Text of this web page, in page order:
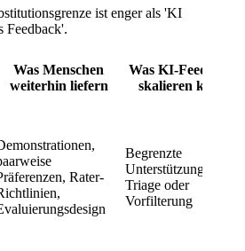
ist enger als 'KI
Feedback'.
Was Menschen
weiterhin liefern
Was KI-Feedback
skalieren kann
Rater-
Begrenzte
Unterstützung bei
Triage oder
Vorfilterung